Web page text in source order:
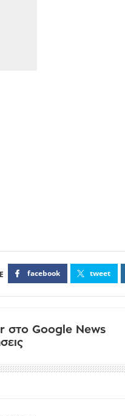
facebook tweet
στο Google News